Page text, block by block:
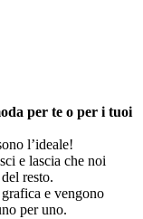
per te o per i tuoi
l’ideale!
e lascia che noi
resto.
e vengono
per uno.